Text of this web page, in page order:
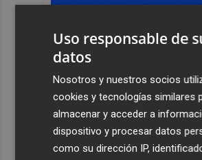
Uso responsable de
datos
Nosotros y nuestros socios
cookies y tecnologías similares
almacenar y acceder a
dispositivo y procesar datos
como su dirección IP,